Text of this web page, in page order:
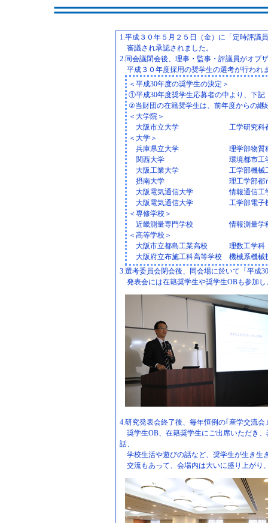
1.平成３０年５月２５日（金）に「定時評議
審議され承認されました。
2.同会議閉会後、理事・監事・評議員がオブ
平成３０年度採用の奨学生の選考が行われ
＜平成30年度の奨学生の決定＞
①平成30年度奨学生応募者の中より、下記
②当財団の在籍奨学生は、前年度からの継
＜大学院＞
大阪市立大学
工学研究科
＜大学＞
兵庫県立大学
理学部物質
関西大学
環境都市工
大阪工業大学
工学部機械
摂南大学
理工学部都
大阪電気通信大学
情報通信工
大阪電気通信大学
工学部電子
＜専修学校＞
近畿測量専門学校
情報測量学
＜高等学校＞
大阪市立都島工業高校
理数工学科
大阪府立布施工科高等学校 機械系機械
3.選考委員会閉会後、同会場に於いて「平成
発表会には在籍奨学生や奨学生OBも参加
4.研究発表会終了後、毎年恒例の｢産学交流
奨学生OB、在籍奨学生にご出席いただき
話、
学校生活や遊びの話など、奨学生が生き生
交流もあって、会場内は大いに盛り上がり